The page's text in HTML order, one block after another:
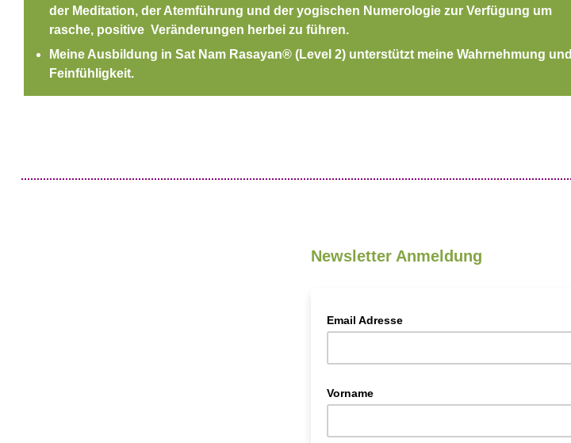
der Meditation, der Atemführung und der yogischen Numerologie zur Verfügung um
rasche, positive Veränderungen herbei zu führen.
Meine Ausbildung in Sat Nam Rasayan® (Level 2) unterstützt meine Wahrnehmung und
Feinfühligkeit.